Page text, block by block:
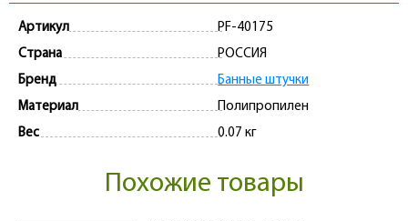
Артикул
PF-40175
Страна
РОССИЯ
Бренд
Банные штучки
Материал
Полипропилен
Вес
0.07 кг
Похожие товары